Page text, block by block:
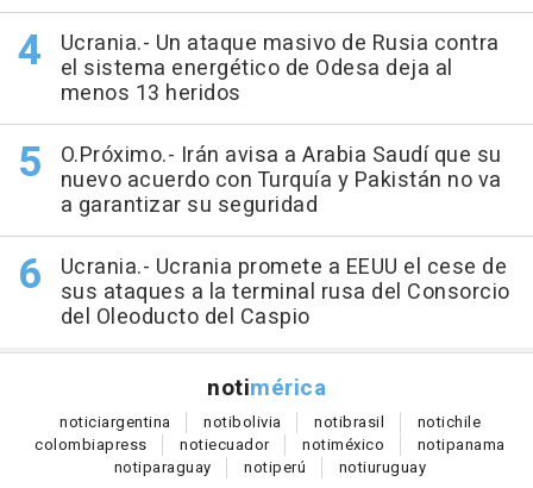
Ucrania.- Un ataque masivo de Rusia contra
el sistema energético de Odesa deja al
menos 13 heridos
O.Próximo.- Irán avisa a Arabia Saudí que su
nuevo acuerdo con Turquía y Pakistán no va
a garantizar su seguridad
Ucrania.- Ucrania promete a EEUU el cese de
sus ataques a la terminal rusa del Consorcio
del Oleoducto del Caspio
notimérica
noticiargentina notibolivia notibrasil notichile
colombiapress notiecuador notiméxico notipanama
notiparaguay notiperú notiuruguay